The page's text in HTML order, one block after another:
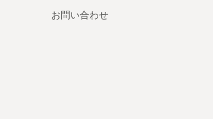
お問い合わせ